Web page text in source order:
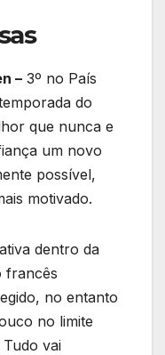
– 3º no País
do
que nunca e
um novo
possível,
motivado.
dentro da
francês
no entanto
no limite
vai